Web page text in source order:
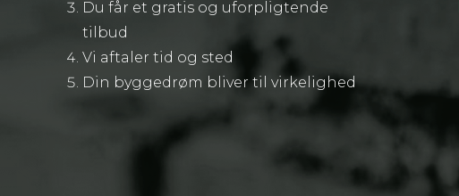
Du får et gratis og uforpligtende
tilbud
Vi aftaler tid og sted
Din byggedrøm bliver til virkelighed